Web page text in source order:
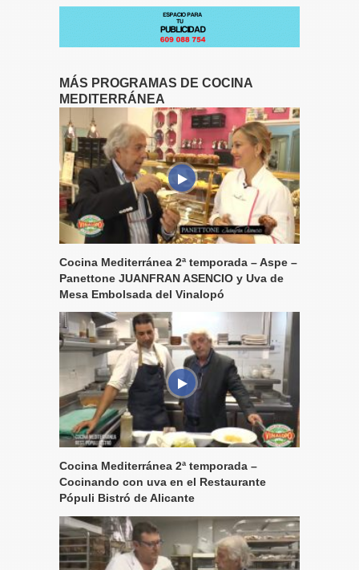
MÁS PROGRAMAS DE COCINA
MEDITERRÁNEA
Cocina Mediterránea 2ª temporada – Aspe –
Panettone JUANFRAN ASENCIO y Uva de
Mesa Embolsada del Vinalopó
Cocina Mediterránea 2ª temporada –
Cocinando con uva en el Restaurante
Pópuli Bistró de Alicante